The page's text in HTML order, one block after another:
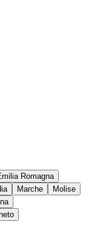
Romagna
Marche
Molise